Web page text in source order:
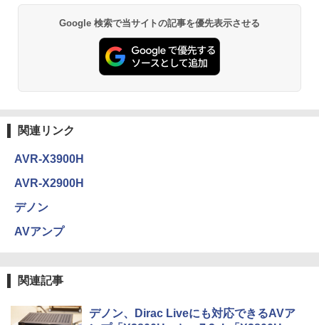
Google 検索で当サイトの記事を優先表示させる
関連リンク
AVR-X3900H
AVR-X2900H
デノン
AVアンプ
関連記事
デノン、Dirac Liveにも対応できるAVア